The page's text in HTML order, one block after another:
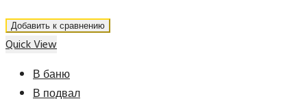
Добавить к сравнению
Quick View
В баню
В подвал